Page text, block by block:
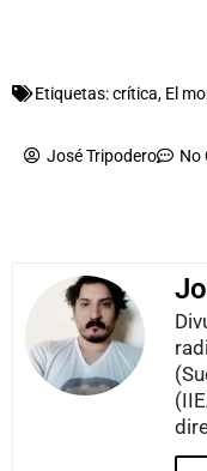
Etiquetas:crítica, El
José Tripodero No